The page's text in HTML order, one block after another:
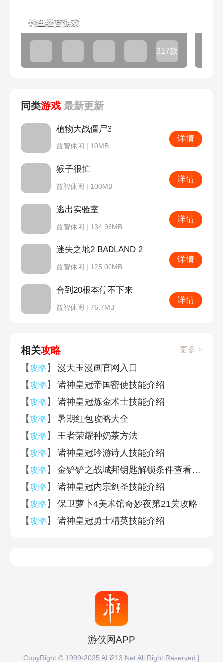
钓鱼经营游戏
317款
同类游戏 最新更新
植物大战僵尸3
益智休闲 | 10MB
详情
猴子很忙
益智休闲 | 100MB
详情
逃出实验室
益智休闲 | 134.96MB
详情
迷失之地2 BADLAND 2
益智休闲 | 125.00MB
详情
合到20根本停不下来
益智休闲 | 76.7MB
详情
相关攻略 更多 >
【攻略 】
漫天玉漫画官网入口
【攻略 】
诸神皇冠帝国密使技能介绍
【攻略 】
诸神皇冠炼金术士技能介绍
【攻略 】
暑期红包攻略大全
【攻略 】
王者荣耀种奶茶方法
【攻略 】
诸神皇冠吟游诗人技能介绍
【攻略 】
金铲铲之战城邦钥匙解锁条件查看方法
【攻略 】
诸神皇冠内宗剑圣技能介绍
【攻略 】
保卫萝卜4美术馆奇妙夜第21关攻略
【攻略 】 诸神皇冠勇士精英技能介绍
游侠网APP
CopyRight © 1999-2025 ALi213.Net All Right Reserved |